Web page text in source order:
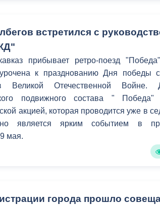
встретился с
прибывает ретро-поезд
к празднованию Дня победы
Великой Отечественной Войне.
подвижного состава " Победа"
акцией, которая проводится уже в
является ярким событием в
мая.
города прошло